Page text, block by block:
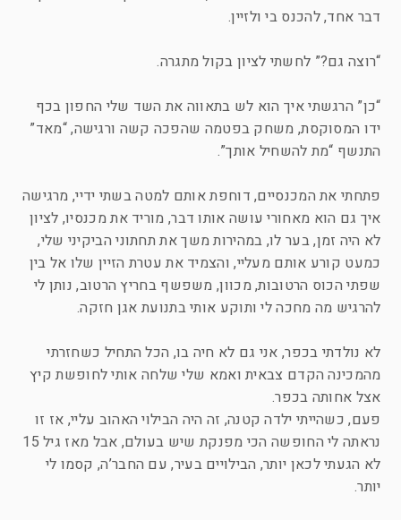
דבר אחד, להכנס בי ולזיין.
“רוצה גם?” לחשתי לציון בקול מתגרה.
“כן” הרגשתי איך הוא לש בתאווה את השד שלי החפון בכף
ידו המסוקסת, משחק בפטמה שהפכה קשה ורגישה, “מאד”
התנשף “מת להשחיל אותך”.
פתחתי את המכנסיים, דוחפת אותם למטה בשתי ידיי, מרגישה
איך גם הוא מאחורי עושה אותו דבר, מוריד את מכנסיו, לציון
לא היה זמן, בער לו, במהירות משך את תחתוני הביקיני שלי,
כמעט קורע אותם מעליי, והצמיד את עטרת הזיין שלו אל בין
שפתי הכוס הרטובות, מכוון, משפשף בחריץ הרטוב, נותן לי
להרגיש מה מחכה לי ותוקע אותי בתנועת אגן חזקה.
לא נולדתי בכפר, אני גם לא חיה בו, הכל התחיל כשחזרתי
מהמכינה הקדם צבאית ואמא שלי שלחה אותי לחופשת קיץ
אצל אחותה בכפר.
פעם, כשהייתי ילדה קטנה, זה היה הבילוי האהוב עליי, אז זו
נראתה לי החופשה הכי מפנקת שיש בעולם, אבל מאז גיל 15
לא הגעתי לכאן יותר, הבילויים בעיר, עם החבר’ה, קסמו לי
יותר.